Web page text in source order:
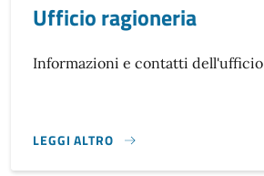
Ufficio ragioneria
Informazioni e contatti dell'ufficio
LEGGI ALTRO
}